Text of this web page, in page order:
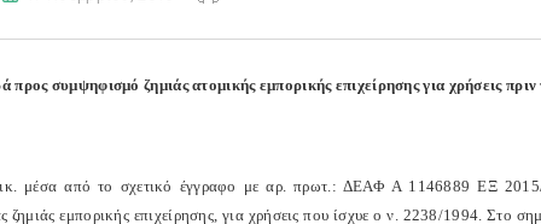
προς συμψηφισμό ζημιάς ατομικής εμπορικής επιχείρησης για χρήσεις
μέσα από το σχετικό έγγραφο με αρ. πρωτ.: ΔΕΑΦ Α 1146889 ΕΞ 2015/
ζημιάς εμπορικής επιχείρησης, για χρήσεις που ίσχυε ο ν. 2238/1994. Στο